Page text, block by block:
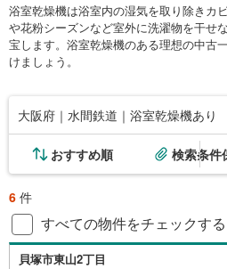
浴室乾燥機は浴室内の湿気を取り除きカ
や花粉シーズンなど室外に洗濯物を干せ
宝します。浴室乾燥機のある理想の中古
けましょう。
大阪府｜水間鉄道｜浴室乾燥機あり
おすすめ順 検索条件
6 件
すべての物件をチェックする
貝塚市東山2丁目